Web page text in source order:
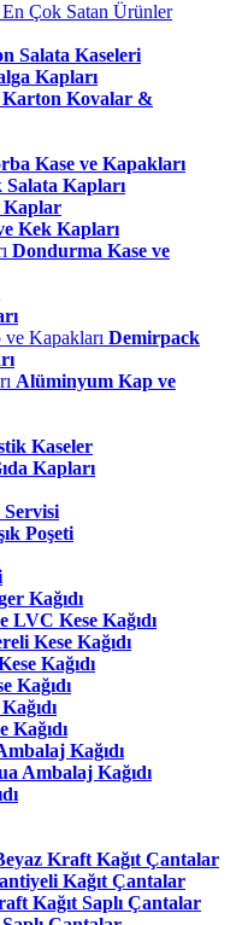
En Çok Satan Ürünler
Salata Kaseleri
Kapları
Karton Kovalar &
Kase ve Kapakları
Salata Kapları
Kaplar
Kek Kapları
Dondurma Kase ve
Demirpack
Alüminyum Kap ve
Kaseler
Kapları
Poşeti
Kağıdı
LVC Kese Kağıdı
Kese Kağıdı
Kağıdı
Kağıdı
Kağıdı
Kağıdı
Ambalaj Kağıdı
Kraft Kağıt Çantalar
Kağıt Çantalar
Kağıt Saplı Çantalar